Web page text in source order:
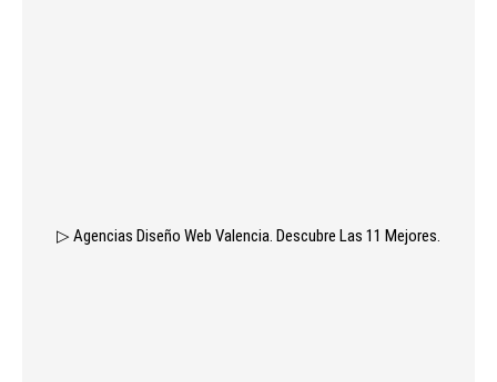
▷ Agencias Diseño Web Valencia. Descubre Las 11 Mejores.